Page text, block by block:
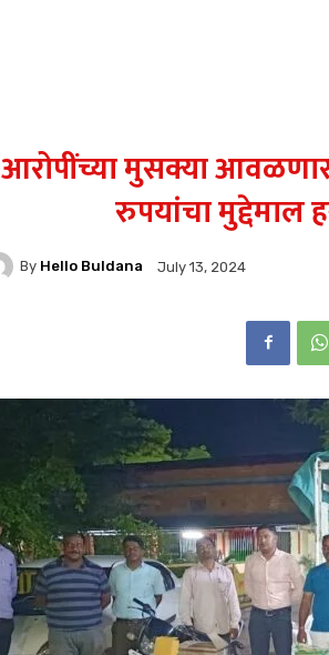
आरोपींच्या मुसक्या
रुपयांचा मुद्देमाल
By Hello Buldana July 13, 2024